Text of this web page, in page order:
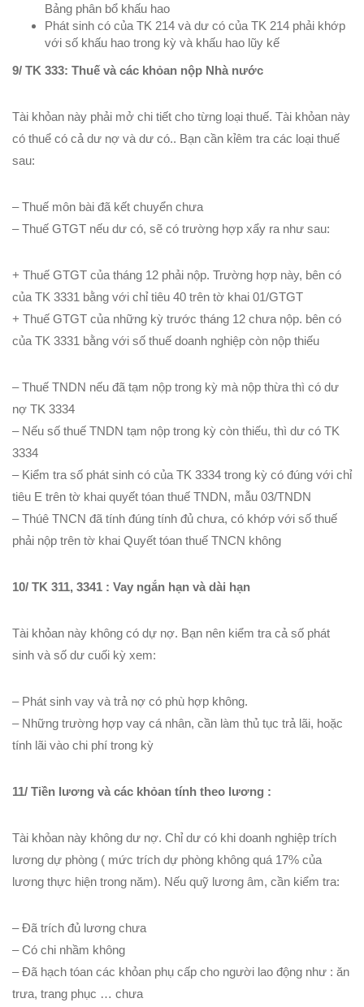
Bảng phân bổ khấu hao
Phát sinh có của TK 214 và dư có của TK 214 phải khớp
với số khấu hao trong kỳ và khấu hao lũy kế
9/ TK 333: Thuế và các khỏan nộp Nhà nước
Tài khỏan này phải mở chi tiết cho từng loại thuế. Tài khỏan này
có thuể có cả dư nợ và dư có.. Bạn cần kỉêm tra các loại thuế
sau:
– Thuế môn bài đã kết chuyển chưa
– Thuế GTGT nếu dư có, sẽ có trường hợp xẩy ra như sau:
+ Thuế GTGT của tháng 12 phải nộp. Trường hợp này, bên có
của TK 3331 bằng với chỉ tiêu 40 trên tờ khai 01/GTGT
+ Thuế GTGT của những kỳ trước tháng 12 chưa nộp. bên có
của TK 3331 bằng với số thuế doanh nghiệp còn nộp thiếu
– Thuế TNDN nếu đã tạm nộp trong kỳ mà nộp thừa thì có dư
nợ TK 3334
– Nếu số thuế TNDN tạm nộp trong kỳ còn thiếu, thì dư có TK
3334
– Kiểm tra số phát sinh có của TK 3334 trong kỳ có đúng với chỉ
tiêu E trên tờ khai quyết tóan thuế TNDN, mẫu 03/TNDN
– Thúê TNCN đã tính đúng tính đủ chưa, có khớp với số thuế
phải nộp trên tờ khai Quyết tóan thuế TNCN không
10/ TK 311, 3341 : Vay ngắn hạn và dài hạn
Tài khỏan này không có dự nợ. Bạn nên kiểm tra cả số phát
sinh và số dư cuối kỳ xem:
– Phát sinh vay và trả nợ có phù hợp không.
– Những trường hợp vay cá nhân, cần làm thủ tục trả lãi, hoặc
tính lãi vào chi phí trong kỳ
11/ Tiền lương và các khỏan tính theo lương :
Tài khỏan này không dư nợ. Chỉ dư có khi doanh nghiệp trích
lương dự phòng ( mức trích dự phòng không quá 17% của
lương thực hiện trong năm). Nếu quỹ lương âm, cần kiểm tra:
– Đã trích đủ lương chưa
– Có chi nhầm không
– Đã hạch tóan các khỏan phụ cấp cho người lao động như : ăn
trưa, trang phục … chưa